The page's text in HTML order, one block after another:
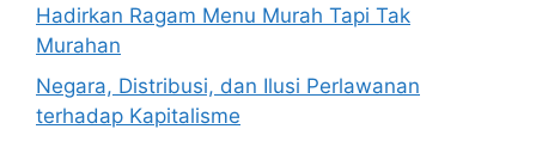
Hadirkan Ragam Menu Murah Tapi Tak
Murahan
Negara, Distribusi, dan Ilusi Perlawanan
terhadap Kapitalisme